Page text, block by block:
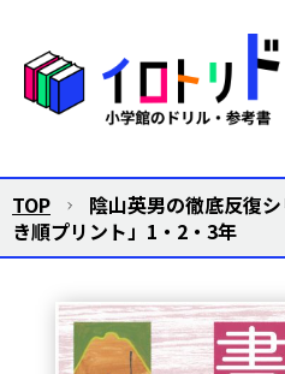
TOP
陰山英男の徹底反復
き順プリント」1・2・3年